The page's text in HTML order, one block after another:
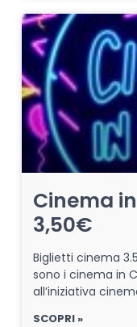
Cinema
3,50€
Biglietti cinema
sono i cinema in
all’iniziativa
SCOPRI »